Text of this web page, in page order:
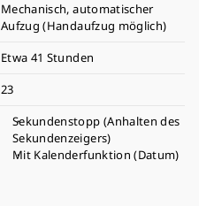
Mechanisch, automatischer
Aufzug (Handaufzug möglich)
Etwa 41 Stunden
23
Sekundenstopp (Anhalten des
Sekundenzeigers)
Mit Kalenderfunktion (Datum)